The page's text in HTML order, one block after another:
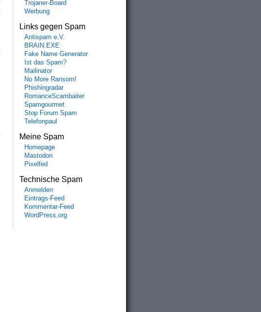
Trojaner-Board
Werbung
Links gegen Spam
Antispam e.V.
BRAIN.EXE
Fake Name Generator
Ist das Spam?
Mailinator
No More Ransom!
Phishingradar
RomanceScambaiter
Spamgourmet
Stop Forum Spam
Telefonpaul
Meine Spam
Homepage
Mastodon
Pixelfed
Technische Spam
Anmelden
Eintrags-Feed
Kommentar-Feed
WordPress.org